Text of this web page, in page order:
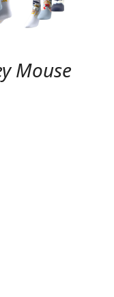
Mouse